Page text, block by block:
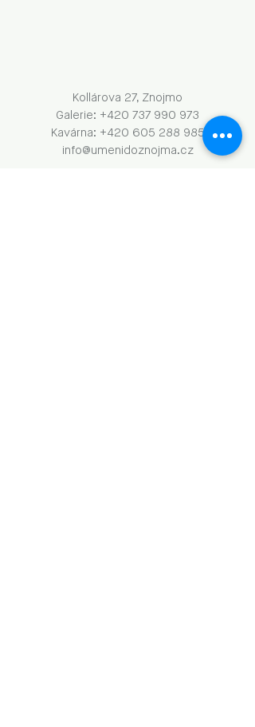
Kollárova 27, Znojmo
Galerie: +420 737 990 973
Kavárna: +420 605 288 985
info@umenidoznojma.cz